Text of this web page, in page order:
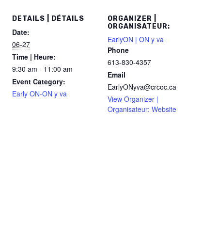
DETAILS | DÉTAILS
Date:
06-27
Time | Heure:
9:30 am - 11:00 am
Event Category:
Early ON-ON y va
ORGANIZER |
ORGANISATEUR:
EarlyON | ON y va
Phone
613-830-4357
Email
EarlyONyva@crcoc.ca
View Organizer |
Organisateur: Website